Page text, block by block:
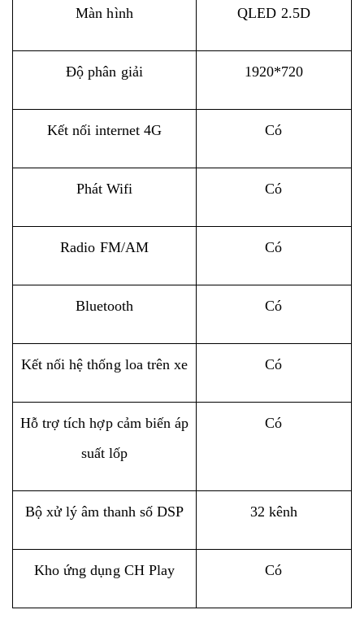
Màn hình QLED 2.5D
Độ phân giải 1920*720
Kết nối internet 4G Có
Phát Wifi Có
Radio FM/AM Có
Bluetooth Có
Kết nối hệ thống loa trên xe Có
Hỗ trợ tích hợp cảm biến áp
suất lốp
Có
Bộ xử lý âm thanh số DSP 32 kênh
Kho ứng dụng CH Play Có